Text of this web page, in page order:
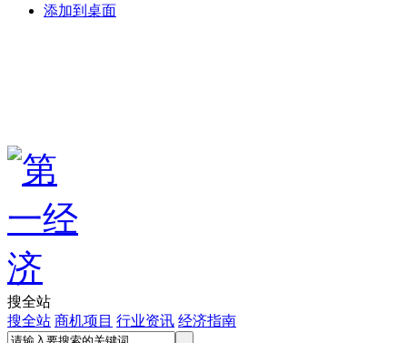
添加到桌面
搜全站
搜全站 商机项目 行业资讯 经济指南